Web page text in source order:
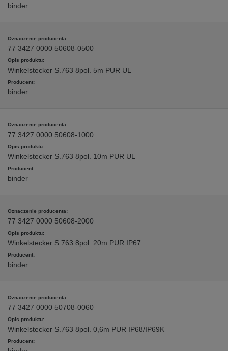
binder
77 3427 0000 50608-0500
Winkelstecker S.763 8pol. 5m PUR UL
binder
77 3427 0000 50608-1000
Winkelstecker S.763 8pol. 10m PUR UL
binder
77 3427 0000 50608-2000
Winkelstecker S.763 8pol. 20m PUR IP67
binder
77 3427 0000 50708-0060
Winkelstecker S.763 8pol. 0,6m PUR IP68/IP69K